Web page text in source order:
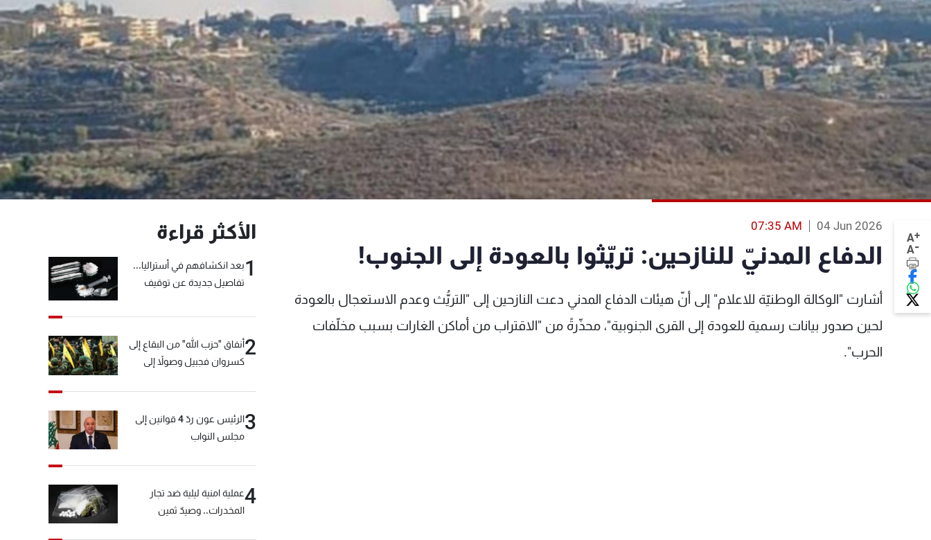
A+
A-
04 Jun 2026
07:35 AM
الدفاع المدنيّ للنازحين: تريّثوا بالعودة إلى الجنوب!
أشارت "الوكالة الوطنيّة للاعلام" إلى أنّ هيئات الدفاع المدني دعت النازحين إلى "التريُّث وعدم الاستعجال بالعودة
لحين صدور بيانات رسمية للعودة إلى القرى الجنوبية"، محذّرةً من "الاقتراب من أماكن الغارات بسبب مخلّفات
الحرب".
الأكثر قراءة
1بعد انكشافهم في أستراليا...
تفاصيل جديدة عن توقيف
2أنفاق "حزب الله" من البقاع إلى
كسروان فجبيل وصولاً إلى
3
الرئيس عون ردّ 4 قوانين إلى
مجلس النواب
4عملية امنية ليلية ضد تجار
المخدرات.. وصيدٌ ثمين